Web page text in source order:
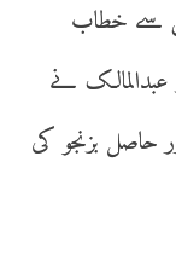
سے خطاب
نے
حاصل بزنجو کی